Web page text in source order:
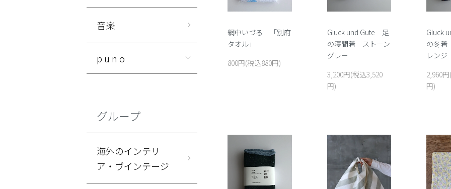
網中いづる 「別府
タオル」
800円(税込880円)
Gluck und Gute 足
の寝間着 ストーン
グレー
3,200円(税込3,520
円)
Gluck
の冬
レンジ
2,960
円)
音楽
p u n o
グループ
海外のインテリ
ア・ヴインテージ